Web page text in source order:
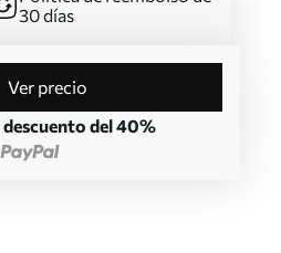
30 días
Ver precio
descuento del 40%